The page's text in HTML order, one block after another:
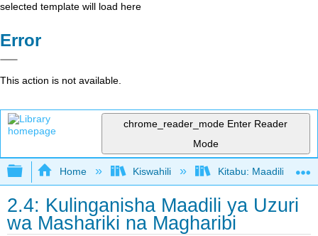
selected template will load here
Error
This action is not available.
chrome_reader_mode Enter Reader
Mode
Expand/collapse global hierarchy
Home Kiswahili Kitabu: Maadili ya
2.4: Kulinganisha Maadili ya Uzuri
wa Mashariki na Magharibi